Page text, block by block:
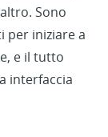
Sono
per iniziare a
e il tutto
interfaccia